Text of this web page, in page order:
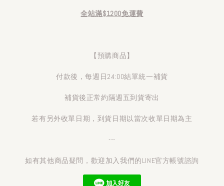
全站滿$1200免運費
【預購商品】
付款後，每週日24:00結單統一補貨
補貨後正常約隔週五到貨寄出
若有另外收單日期，到貨日期以當次收單日期為主
---
如有其他商品疑問，歡迎加入我們的LINE官方帳號諮詢